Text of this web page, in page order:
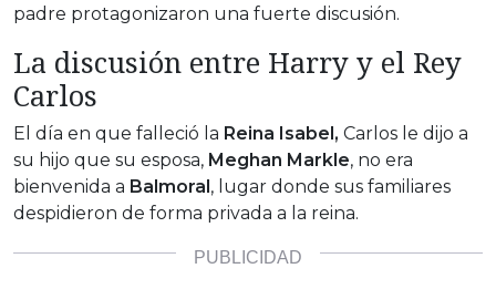
padre protagonizaron una fuerte discusión.
La discusión entre Harry y el Rey
Carlos
El día en que falleció la Reina Isabel, Carlos le dijo a
su hijo que su esposa, Meghan Markle, no era
bienvenida a Balmoral , lugar donde sus familiares
despidieron de forma privada a la reina.